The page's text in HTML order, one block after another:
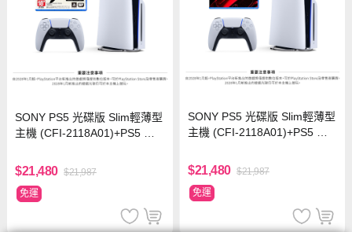
SONY PS5 光碟版 Slim輕薄型
主機 (CFI-2118A01)+PS5 對
$21,480 $21,987
免運
SONY PS5 光碟版 Slim輕薄型
主機 (CFI-2118A01)+PS5 跑
$21,480 $21,987
免運